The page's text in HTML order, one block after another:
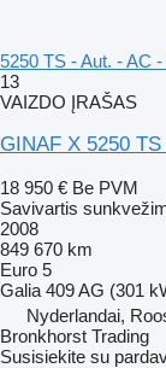
5250 TS - Aut. - AC
13
VAIZDO ĮRAŠAS
GINAF X 5250
18 950 € Be PVM
Savivartis
2008
849 670 km
Euro 5
Galia 409 AG (301
Nyderlandai,
Bronkhorst Trading
Susisiekite su